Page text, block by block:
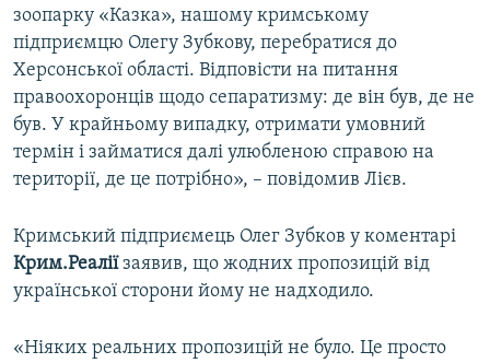
ІНФОГРАФІКА
ДОЛУЧАЙСЯ!
Усі сайти RFE/RL
зоопарку «Казка», нашому кримському
підприємцю Олегу Зубкову, перебратися до
Херсонської області. Відповісти на питання
правоохоронців щодо сепаратизму: де він був, де не
був. У крайньому випадку, отримати умовний
термін і займатися далі улюбленою справою на
території, де це потрібно», – повідомив Лієв.
Кримський підприємець Олег Зубков у коментарі
Крим.Реаліїзаявив, що жодних пропозицій від
української сторони йому не надходило.
«Ніяких реальних пропозицій не було. Це просто